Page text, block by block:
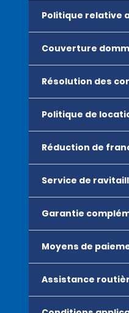
Politique relative
Couverture
Résolution des
Politique de
Réduction de
Service de
Garantie
Moyens de
Assistance